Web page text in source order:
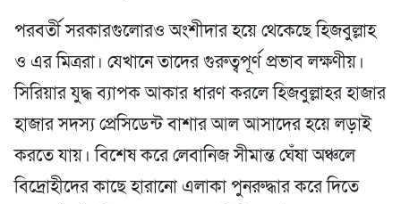
পরবর্তী সরকারগুলোরও অংশীদার হয়ে থেকেছে হিজবুল্লাহ
ও এর মিত্ররা। যেখানে তাদের গুরুত্বপূর্ণ প্রভাব লক্ষণীয়।
সিরিয়ার যুদ্ধ ব্যাপক আকার ধারণ করলে হিজবুল্লাহর হাজার
হাজার সদস্য প্রেসিডেন্ট বাশার আল আসাদের হয়ে লড়াই
করতে যায়। বিশেষ করে লেবানিজ সীমান্ত ঘেঁষা অঞ্চলে
বিদ্রোহীদের কাছে হারানো এলাকা পুনরুদ্ধার করে দিতে